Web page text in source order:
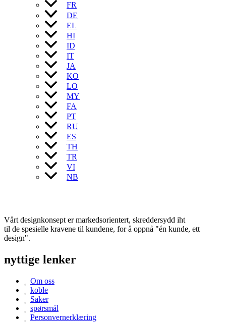
FR
DE
EL
HI
ID
IT
JA
KO
LO
MY
FA
PT
RU
ES
TH
TR
VI
NB
Vårt designkonsept er markedsorientert, skreddersydd iht
til de spesielle kravene til kundene, for å oppnå "én kunde, ett
design".
nyttige lenker
Om oss
koble
Saker
spørsmål
Personvernerklæring